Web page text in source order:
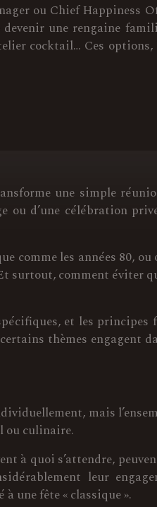
ou Chief Happiness
une rengaine
cocktail… Ces
une simple
ou d’une célébration
les années 80, ou
surtout, comment éviter
et les principes
thèmes engagent
mais
ou culinaire.
à quoi s’attendre,
leur
une fête « classique ».